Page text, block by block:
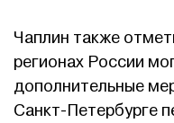
Чаплин также
регионах России
дополнительные
Санкт-Петербурге